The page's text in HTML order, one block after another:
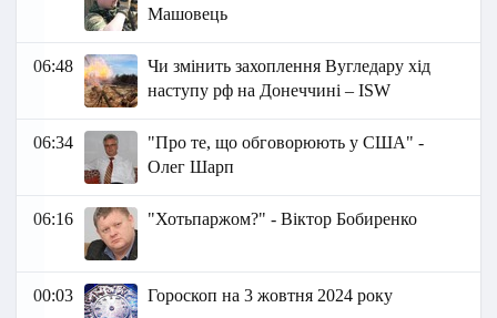
Машовець
06:48
Чи змінить захоплення Вугледару хід
наступу рф на Донеччині – ISW
06:34
"Про те, що обговорюють у США" -
Олег Шарп
06:16 "Хотьпаржом?" - Віктор Бобиренко
00:03 Гороскоп на 3 жовтня 2024 року